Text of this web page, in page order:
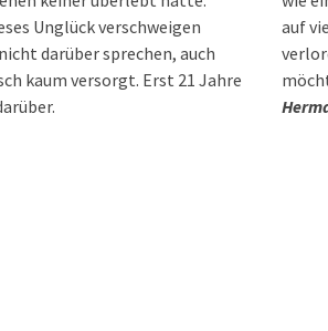
Unglück verschweigen
darüber sprechen, auch
kaum versorgt. Erst 21 Jahre
auf